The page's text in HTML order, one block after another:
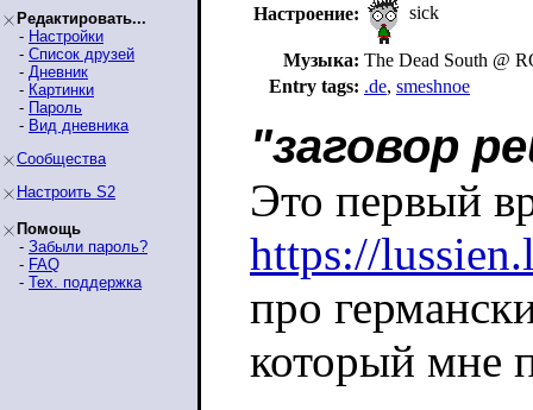
Редактировать...
- Настройки
- Список друзей
- Дневник
- Картинки
- Пароль
- Вид дневника
Сообщества
Настроить S2
Помощь
- Забыли пароль?
- FAQ
- Тех. поддержка
Настроение: sick
Музыка: The Dead South @
Entry tags: .de, smeshnoe
"заговор
Это первый
https://
про
который мне